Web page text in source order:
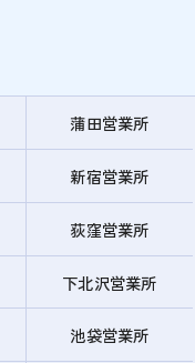
蒲田営業所
新宿営業所
荻窪営業所
下北沢営業所
池袋営業所